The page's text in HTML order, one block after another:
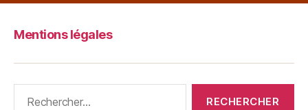
Mentions légales